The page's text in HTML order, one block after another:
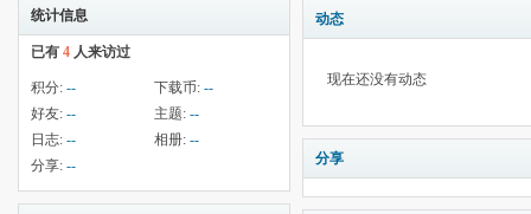
统计信息
已有 4 人来访过
积分: -- 下载币: --
好友: -- 主题: --
日志: -- 相册: --
分享: --
动态
现在还没有动态
分享